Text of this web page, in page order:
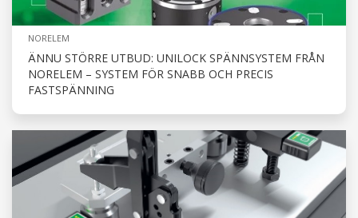
NORELEM
ÄNNU STÖRRE UTBUD: UNILOCK SPÄNNSYSTEM FRÅN
NORELEM – SYSTEM FÖR SNABB OCH PRECIS
FASTSPÄNNING